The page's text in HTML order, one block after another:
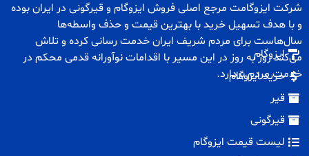
شرکت ایزوگامت مرجع اصلی فروش ایزوگام وقیرگونی در ایران بوده
و با هدف تسهیل خرید با بهترین قیمت و حذف واسطه‌ها
سال‌هاست برای مردم شریف ایران خدمت رسانی کرده و تلاش
می‌کند روز به روز در این مسیر با اقدامات نوآورانه قدمی محکم در
خدمت مردم بردارد.
ایزوگام
خرید ایزوگام
قیر
قیرگونی
لیست قیمت ایزوگام